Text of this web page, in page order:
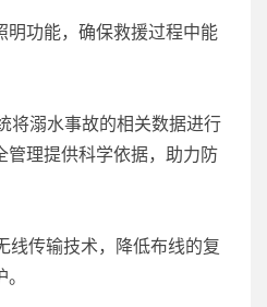
明功能，确保救援过程中能
将溺水事故的相关数据进行
管理提供科学依据，助力防
线传输技术，降低布线的复